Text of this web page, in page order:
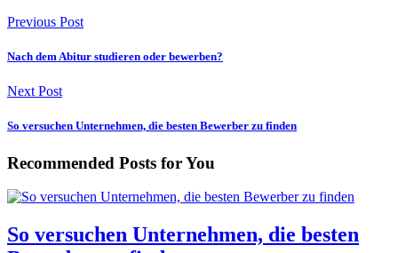
Previous Post
Nach dem Abitur studieren oder bewerben?
Next Post
So versuchen Unternehmen, die besten Bewerber zu finden
Recommended Posts for You
So versuchen Unternehmen, die besten